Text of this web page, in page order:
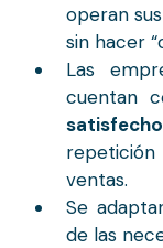
operan
sin hacer
Las
cuentan
ventas.
Se
de las